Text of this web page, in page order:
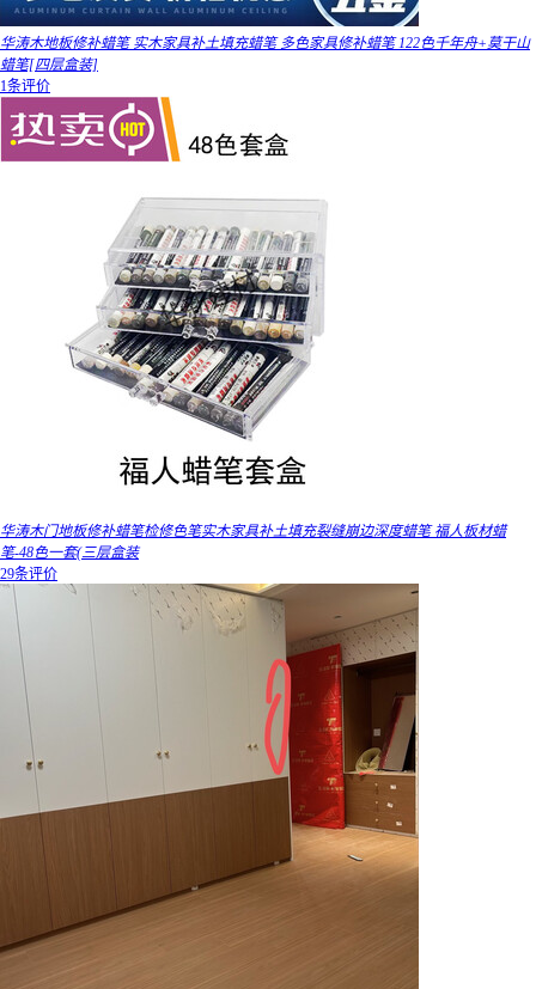
华涛木地板修补蜡笔 实木家具补土填充蜡笔 多色家具修补蜡笔 122色千年舟+莫干山
蜡笔[四层盒装]
1条评价
华涛木门地板修补蜡笔检修色笔实木家具补土填充裂缝崩边深度蜡笔 福人板材蜡
笔-48色一套(三层盒装
29条评价